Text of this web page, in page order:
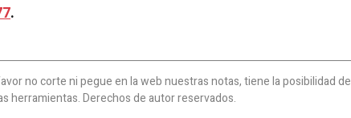
.
no corte ni pegue en la web nuestras notas, tiene la posibilidad de
herramientas. Derechos de autor reservados.